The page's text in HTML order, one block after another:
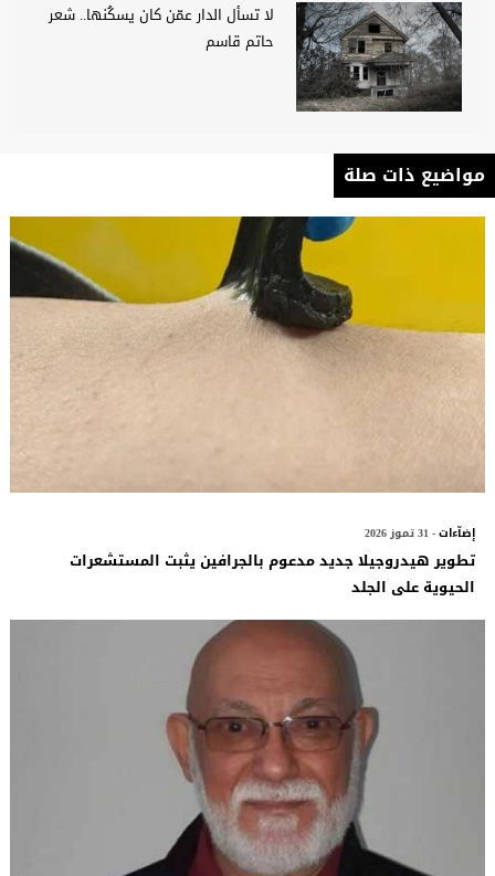
لا تسأل الدار عمّن كان يسكُنها.. شعر
حاتم قاسم
مواضيع ذات صلة
إضآءات- 31 تموز 2026
تطوير هيدروجيلا جديد مدعوم بالجرافين يثبت المستشعرات
الحيوية على الجلد